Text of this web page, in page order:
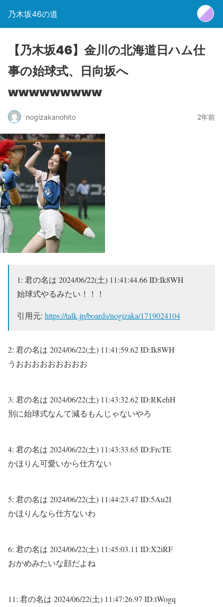
乃木坂46の道
【乃木坂46】金川の北海道日ハム仕
事の始球式、日向坂へ
wwwwwwwww
nogizakanohito 2年前
1: 君の名は 2024/06/22(土) 11:41:44.66 ID:Ik8WH
始球式やるみたい！！！
引用元: https://talk.jp/boards/nogizaka/1719024104
2: 君の名は 2024/06/22(土) 11:41:59.62 ID:Ik8WH
うおおおおおおおおお
3: 君の名は 2024/06/22(土) 11:43:32.62 ID:RKehH
別に始球式なんて減るもんじゃないやろ
4: 君の名は 2024/06/22(土) 11:43:33.65 ID:FrcTE
かほりん可愛いから仕方ない
5: 君の名は 2024/06/22(土) 11:44:23.47 ID:5Au2I
かほりんなら仕方ないわ
6: 君の名は 2024/06/22(土) 11:45:03.11 ID:X2iRF
おかめみたいな顔だよね
11: 君の名は 2024/06/22(土) 11:47:26.97 ID:tWogq